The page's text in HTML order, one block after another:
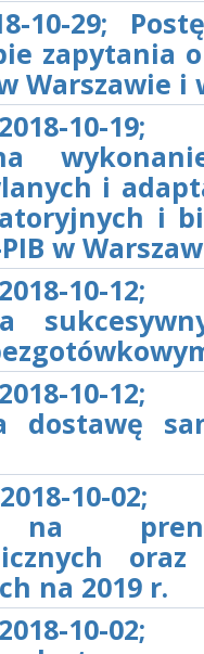
10-29;
zapytania
Warszawie i
10-19;
i
i
w
10-12;
10-12;
dostawę
10-02;
na
na 2019 r.
10-02;